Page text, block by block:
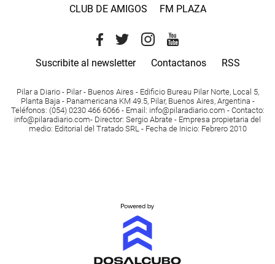
CLUB DE AMIGOS FM PLAZA
Suscribite al newsletter Contactanos RSS
Pilar a Diario - Pilar - Buenos Aires - Edificio Bureau Pilar Norte, Local 5,
Planta Baja - Panamericana KM 49.5, Pilar, Buenos Aires, Argentina -
Teléfonos: (054) 0230 466 6066 - Email : info@pilaradiario.com - Contacto:
info@pilaradiario.com- Director: Sergio Abrate - Empresa propietaria del
medio: Editorial del Tratado SRL - Fecha de Inicio: Febrero 2010